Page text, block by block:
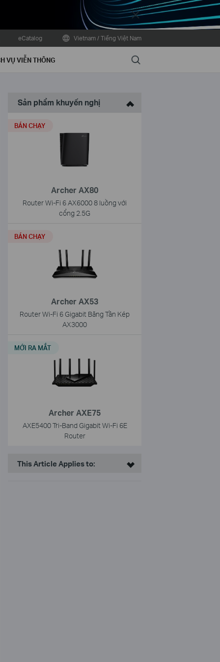
Close
eCatalog Vietnam / Tiếng Việt Nam
VỤ VIỄN THÔNG Search
Sản phẩm khuyến nghị
Archer AX80
Router Wi-Fi 6 AX6000 8 luồng với
cổng 2.5G
BÁN CHẠY
Archer AX53
Router Wi-Fi 6 Gigabit Băng Tần Kép
AX3000
BÁN CHẠY
Archer AXE75
AXE5400 Tri-Band Gigabit Wi-Fi 6E
Router
MỚI RA MẮT
This Article Applies to: